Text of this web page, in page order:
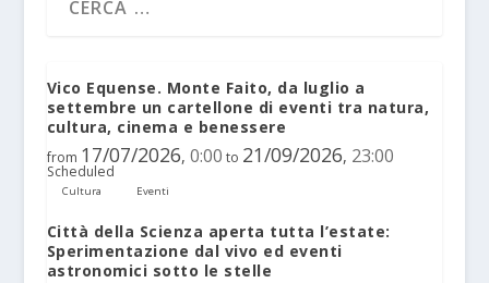
Vico Equense. Monte Faito, da luglio a
settembre un cartellone di eventi tra natura,
cultura, cinema e benessere
from 17/07/2026, 0:00 to 21/09/2026, 23:00
Scheduled
Cultura Eventi
Città della Scienza aperta tutta l’estate:
Sperimentazione dal vivo ed eventi
astronomici sotto le stelle